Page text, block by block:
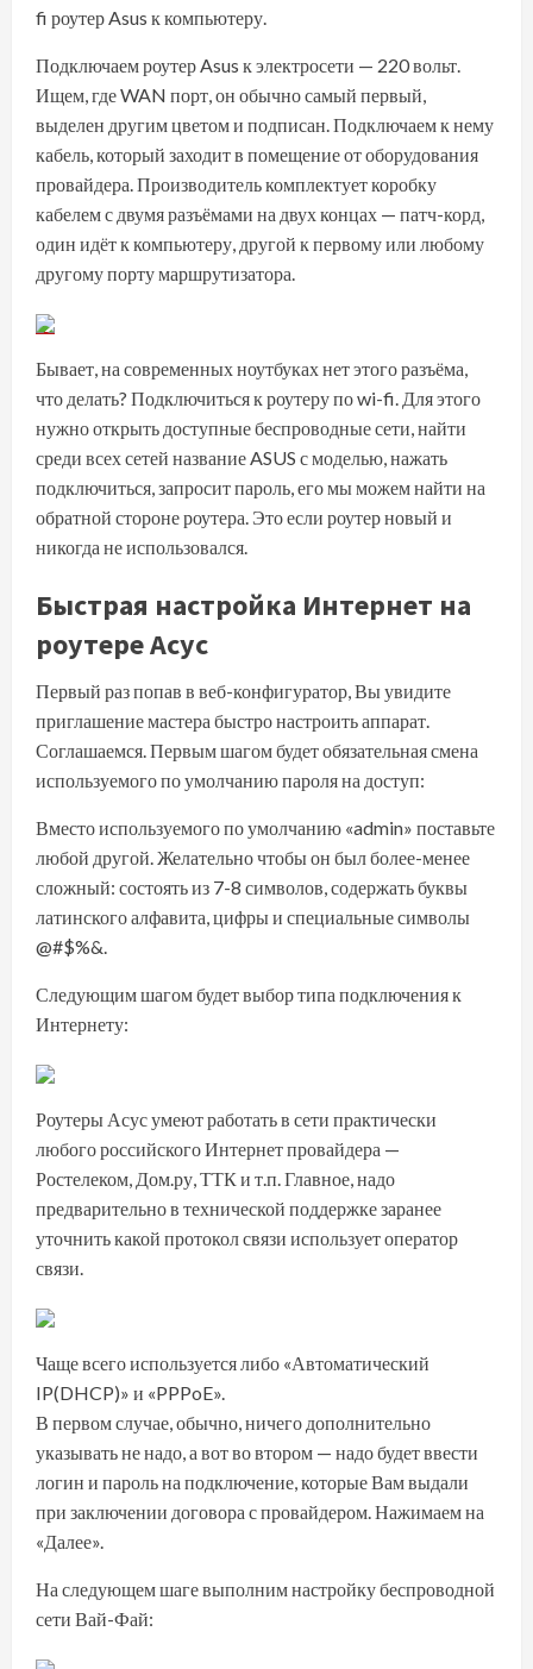
fi роутер Asus к компьютеру.
Подключаем роутер Asus к электросети — 220 вольт.
Ищем, где WAN порт, он обычно самый первый,
выделен другим цветом и подписан. Подключаем к нему
кабель, который заходит в помещение от оборудования
провайдера. Производитель комплектует коробку
кабелем с двумя разъёмами на двух концах — патч-корд,
один идёт к компьютеру, другой к первому или любому
другому порту маршрутизатора.
Бывает, на современных ноутбуках нет этого разъёма,
что делать? Подключиться к роутеру по wi-fi. Для этого
нужно открыть доступные беспроводные сети, найти
среди всех сетей название ASUS с моделью, нажать
подключиться, запросит пароль, его мы можем найти на
обратной стороне роутера. Это если роутер новый и
никогда не использовался.
Быстрая настройка Интернет на
роутере Асус
Первый раз попав в веб-конфигуратор, Вы увидите
приглашение мастера быстро настроить аппарат.
Соглашаемся. Первым шагом будет обязательная смена
используемого по умолчанию пароля на доступ:
Вместо используемого по умолчанию «admin» поставьте
любой другой. Желательно чтобы он был более-менее
сложный: состоять из 7-8 символов, содержать буквы
латинского алфавита, цифры и специальные символы
@#$%&.
Следующим шагом будет выбор типа подключения к
Интернету:
Роутеры Асус умеют работать в сети практически
любого российского Интернет провайдера —
Ростелеком, Дом.ру, ТТК и т.п. Главное, надо
предварительно в технической поддержке заранее
уточнить какой протокол связи использует оператор
связи.
Чаще всего используется либо «Автоматический
IP(DHCP)» и «PPPoE».
В первом случае, обычно, ничего дополнительно
указывать не надо, а вот во втором — надо будет ввести
логин и пароль на подключение, которые Вам выдали
при заключении договора с провайдером. Нажимаем на
«Далее».
На следующем шаге выполним настройку беспроводной
сети Вай-Фай: